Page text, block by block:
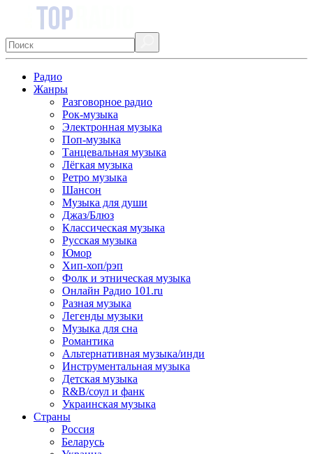
Радио
Жанры
Разговорное радио
Рок-музыка
Электронная музыка
Поп-музыка
Танцевальная музыка
Лёгкая музыка
Ретро музыка
Шансон
Музыка для души
Джаз/Блюз
Классическая музыка
Русская музыка
Юмор
Хип-хоп/рэп
Фолк и этническая музыка
Онлайн Радио 101.ru
Разная музыка
Легенды музыки
Музыка для сна
Романтика
Альтернативная музыка/инди
Инструментальная музыка
Детская музыка
R&B/cоул и фанк
Украинская музыка
Страны
Россия
Беларусь